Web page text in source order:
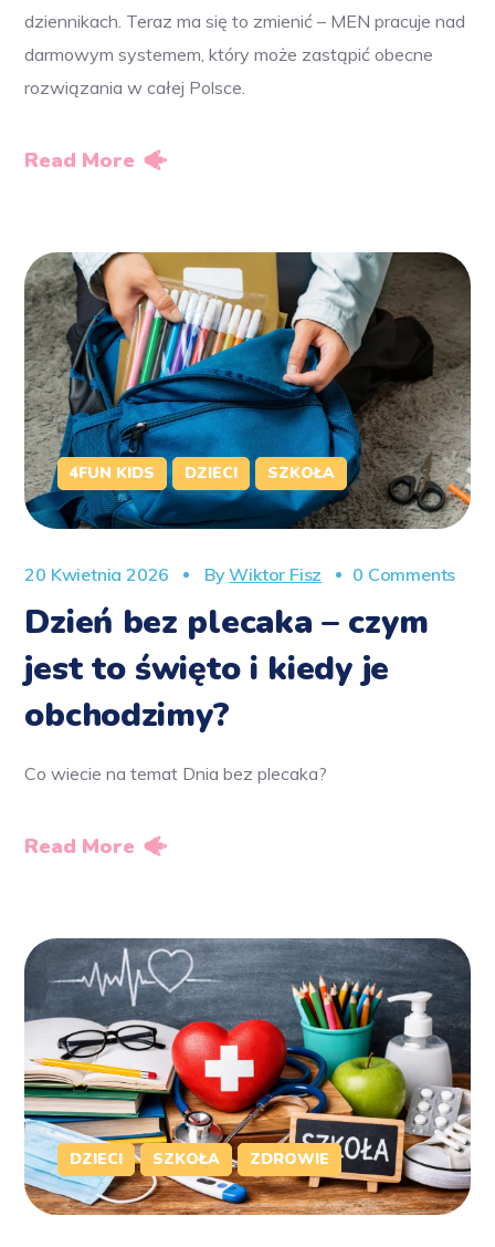
dziennikach. Teraz ma się to zmienić – MEN pracuje nad
darmowym systemem, który może zastąpić obecne
rozwiązania w całej Polsce.
Read More
4FUN KIDS DZIECI SZKOŁA
20 Kwietnia 2026 ByWiktor Fisz 0 Comments
Dzień bez plecaka – czym
jest to święto i kiedy je
obchodzimy?
Co wiecie na temat Dnia bez plecaka?
Read More
DZIECI SZKOŁA ZDROWIE